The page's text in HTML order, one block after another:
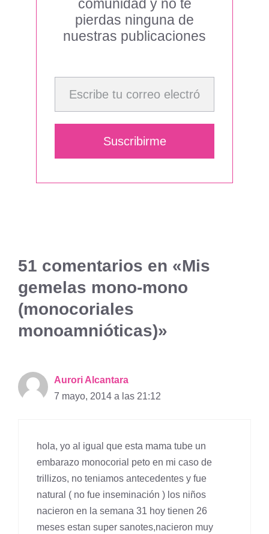
comunidad y no te
pierdas ninguna de
nuestras publicaciones
Escribe tu correo electrónico…
Suscribirme
51 comentarios en «Mis
gemelas mono-mono
(monocoriales
monoamnióticas)»
Aurori Alcantara
7 mayo, 2014 a las 21:12
hola, yo al igual que esta mama tube un
embarazo monocorial peto en mi caso de
trillizos, no teniamos antecedentes y fue
natural ( no fue inseminación ) los niños
nacieron en la semana 31 hoy tienen 26
meses estan super sanotes,nacieron muy